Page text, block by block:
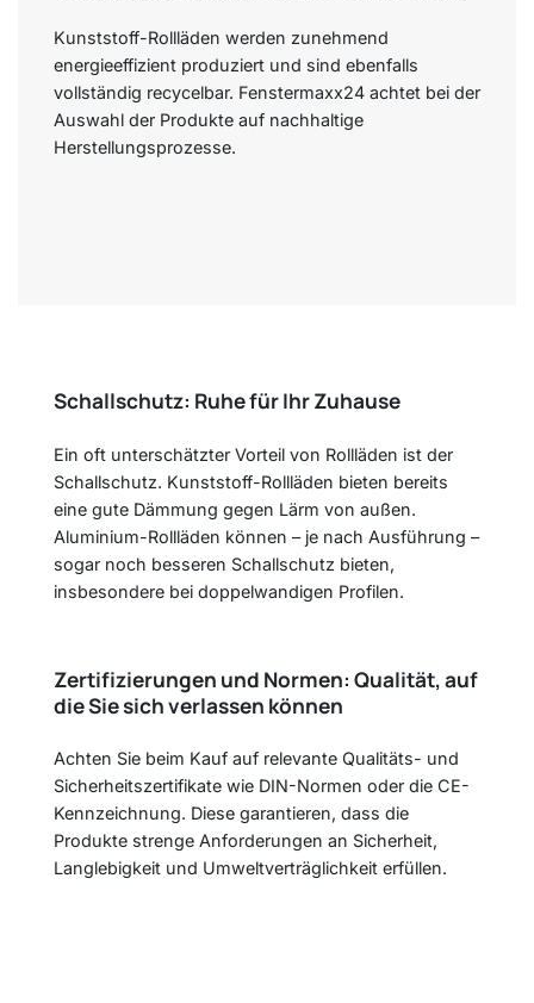
Kunststoff-Rollläden werden zunehmend
energieeffizient produziert und sind ebenfalls
vollständig recycelbar. Fenstermaxx24 achtet bei der
Auswahl der Produkte auf nachhaltige
Herstellungsprozesse.
Schallschutz: Ruhe für Ihr Zuhause
Ein oft unterschätzter Vorteil von Rollläden ist der
Schallschutz. Kunststoff-Rollläden bieten bereits
eine gute Dämmung gegen Lärm von außen.
Aluminium-Rollläden können – je nach Ausführung –
sogar noch besseren Schallschutz bieten,
insbesondere bei doppelwandigen Profilen.
Zertifizierungen und Normen: Qualität, auf
die Sie sich verlassen können
Achten Sie beim Kauf auf relevante Qualitäts- und
Sicherheitszertifikate wie DIN-Normen oder die CE-
Kennzeichnung. Diese garantieren, dass die
Produkte strenge Anforderungen an Sicherheit,
Langlebigkeit und Umweltverträglichkeit erfüllen.